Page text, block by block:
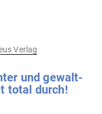
Verlag
und gewalt­
total durch!